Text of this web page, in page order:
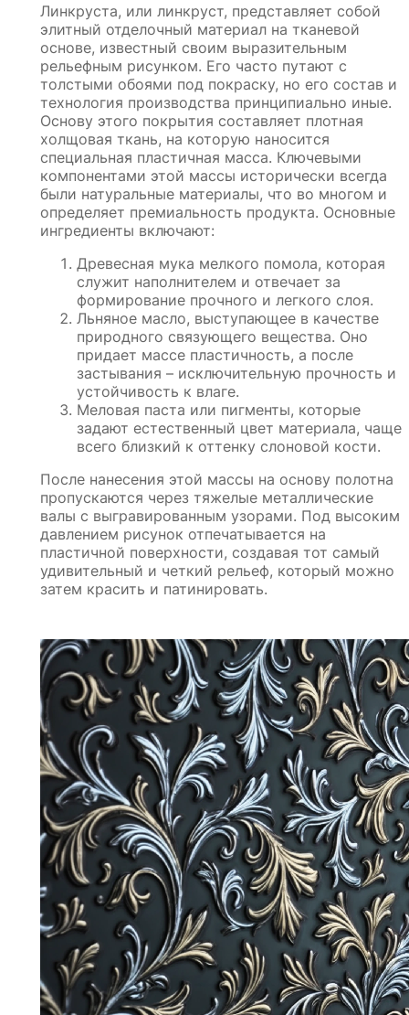
Линкруста, или линкруст, представляет собой
элитный отделочный материал на тканевой
основе, известный своим выразительным
рельефным рисунком. Его часто путают с
толстыми обоями под покраску, но его состав и
технология производства принципиально иные.
Основу этого покрытия составляет плотная
холщовая ткань, на которую наносится
специальная пластичная масса. Ключевыми
компонентами этой массы исторически всегда
были натуральные материалы, что во многом и
определяет премиальность продукта. Основные
ингредиенты включают:
Древесная мука мелкого помола, которая
служит наполнителем и отвечает за
формирование прочного и легкого слоя.
Льняное масло, выступающее в качестве
природного связующего вещества. Оно
придает массе пластичность, а после
застывания – исключительную прочность и
устойчивость к влаге.
Меловая паста или пигменты, которые
задают естественный цвет материала, чаще
всего близкий к оттенку слоновой кости.
После нанесения этой массы на основу полотна
пропускаются через тяжелые металлические
валы с выгравированным узорами. Под высоким
давлением рисунок отпечатывается на
пластичной поверхности, создавая тот самый
удивительный и четкий рельеф, который можно
затем красить и патинировать.